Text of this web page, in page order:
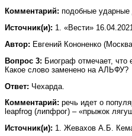
Комментарий: подобные ударные
Источник(и): 1. «Вести»
Автор: Евгений Кононенко
Вопрос 3: Биограф отмечает,
Какое слово заменено на АЛЬФУ?
Ответ: Чехарда.
Комментарий: речь идет о
leapfrog (липфрог) – «прыжок
Источник(и): 1. Жевахов А.Б.